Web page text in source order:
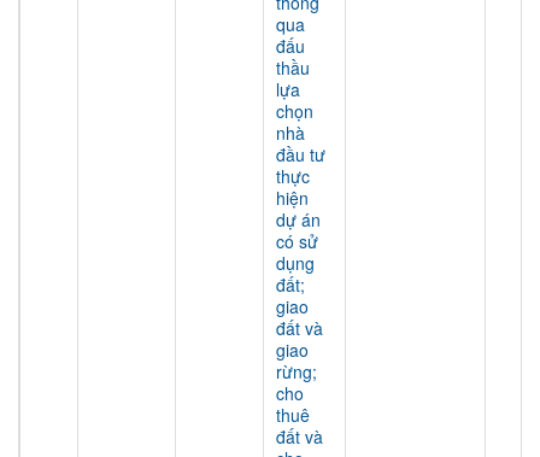
qua
đấu
thầu
lựa
chọn
nhà
đầu tư
thực
hiện
dự án
có sử
dụng
đất;
giao
đất và
giao
rừng;
cho
thuê
đất và